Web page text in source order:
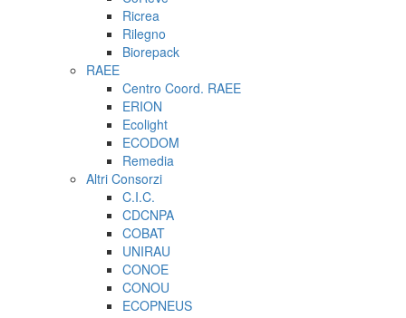
Ricrea
Rilegno
Biorepack
RAEE
Centro Coord. RAEE
ERION
Ecolight
ECODOM
Remedia
Altri Consorzi
C.I.C.
CDCNPA
COBAT
UNIRAU
CONOE
CONOU
ECOPNEUS